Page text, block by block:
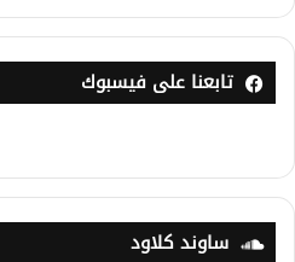
تابعنا على فيسبوك
ساوند كلاود